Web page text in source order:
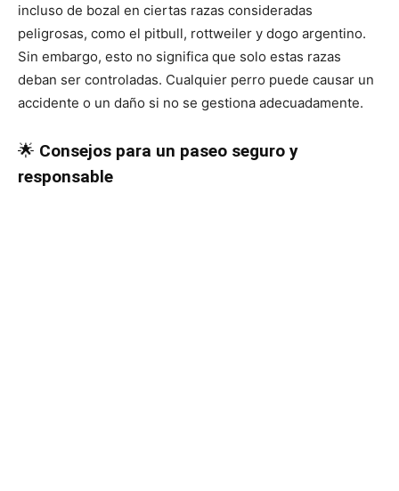
incluso de bozal en ciertas razas consideradas
peligrosas, como el pitbull, rottweiler y dogo argentino.
Sin embargo, esto no significa que solo estas razas
deban ser controladas. Cualquier perro puede causar un
accidente o un daño si no se gestiona adecuadamente.
🌟 Consejos para un paseo seguro y
responsable